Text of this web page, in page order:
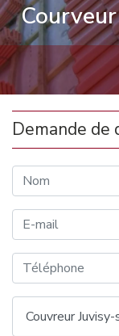
Demande de